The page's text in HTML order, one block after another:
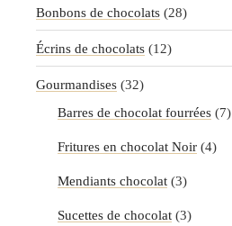
Bonbons de chocolats (28)
Écrins de chocolats (12)
Gourmandises (32)
Barres de chocolat fourrées (7)
Fritures en chocolat Noir (4)
Mendiants chocolat (3)
Sucettes de chocolat (3)